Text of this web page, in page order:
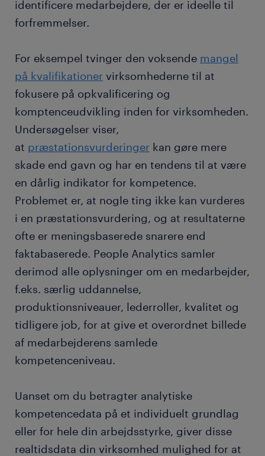
identificere medarbejdere, der er ideelle til
forfremmelser.
For eksempel tvinger den voksende mangel
på kvalifikationer virksomhederne til at
fokusere på opkvalificering og
komptenceudvikling inden for virksomheden.
Undersøgelser viser,
at præstationsvurderinger kan gøre mere
skade end gavn og har en tendens til at være
en dårlig indikator for kompetence.
Problemet er, at nogle ting ikke kan vurderes
i en præstationsvurdering, og at resultaterne
ofte er meningsbaserede snarere end
faktabaserede. People Analytics samler
derimod alle oplysninger om en medarbejder,
f.eks. særlig uddannelse,
produktionsniveauer, lederroller, kvalitet og
tidligere job, for at give et overordnet billede
af medarbejderens samlede
kompetenceniveau.
Uanset om du betragter analytiske
kompetencedata på et individuelt grundlag
eller for hele din arbejdsstyrke, giver disse
realtidsdata din virksomhed mulighed for at